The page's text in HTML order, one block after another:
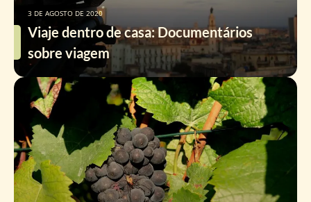
Viaje dentro de casa: Documentários
sobre viagem
3 DE AGOSTO DE 2020